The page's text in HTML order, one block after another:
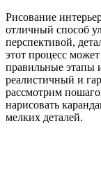
Рисование
отличный способ
перспективой,
этот процесс
правильные этапы
реалистичный и
рассмотрим
нарисовать
мелких деталей.